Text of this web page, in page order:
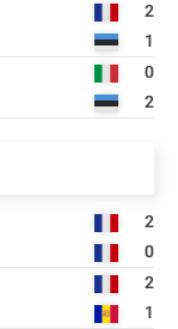
2
1
0
2
2
0
2
1